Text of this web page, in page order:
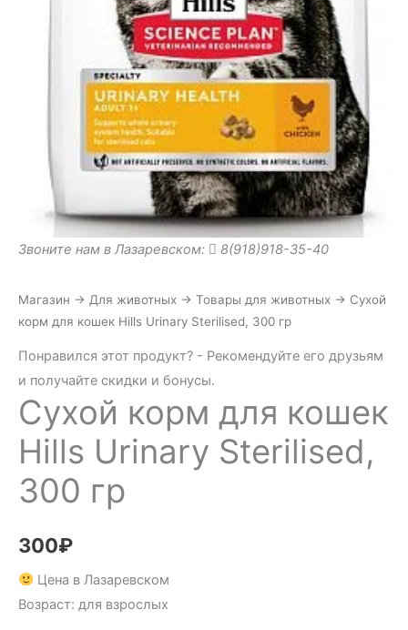
Звоните нам в Лазаревском: 8(918)918-35-40
Магазин → Для животных → Товары для животных → Сухой
корм для кошек Hills Urinary Sterilised, 300 гр
Понравился этот продукт? - Рекомендуйте его друзьям
и получайте скидки и бонусы.
Сухой корм для кошек
Hills Urinary Sterilised,
300 гр
300₽
Цена в Лазаревском
Возраст: для взрослых